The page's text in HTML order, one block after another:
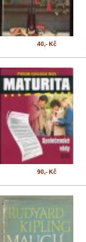
40,- Kč
90,- Kč